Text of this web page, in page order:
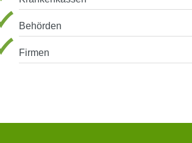
Behörden
Firmen